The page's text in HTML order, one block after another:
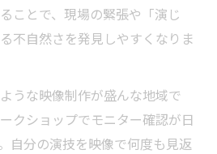
ことで、現場の緊張や「演じ
不自然さを発見しやすくなりま
うな映像制作が盛んな地域で
クショップでモニター確認が日
自分の演技を映像で何度も見返